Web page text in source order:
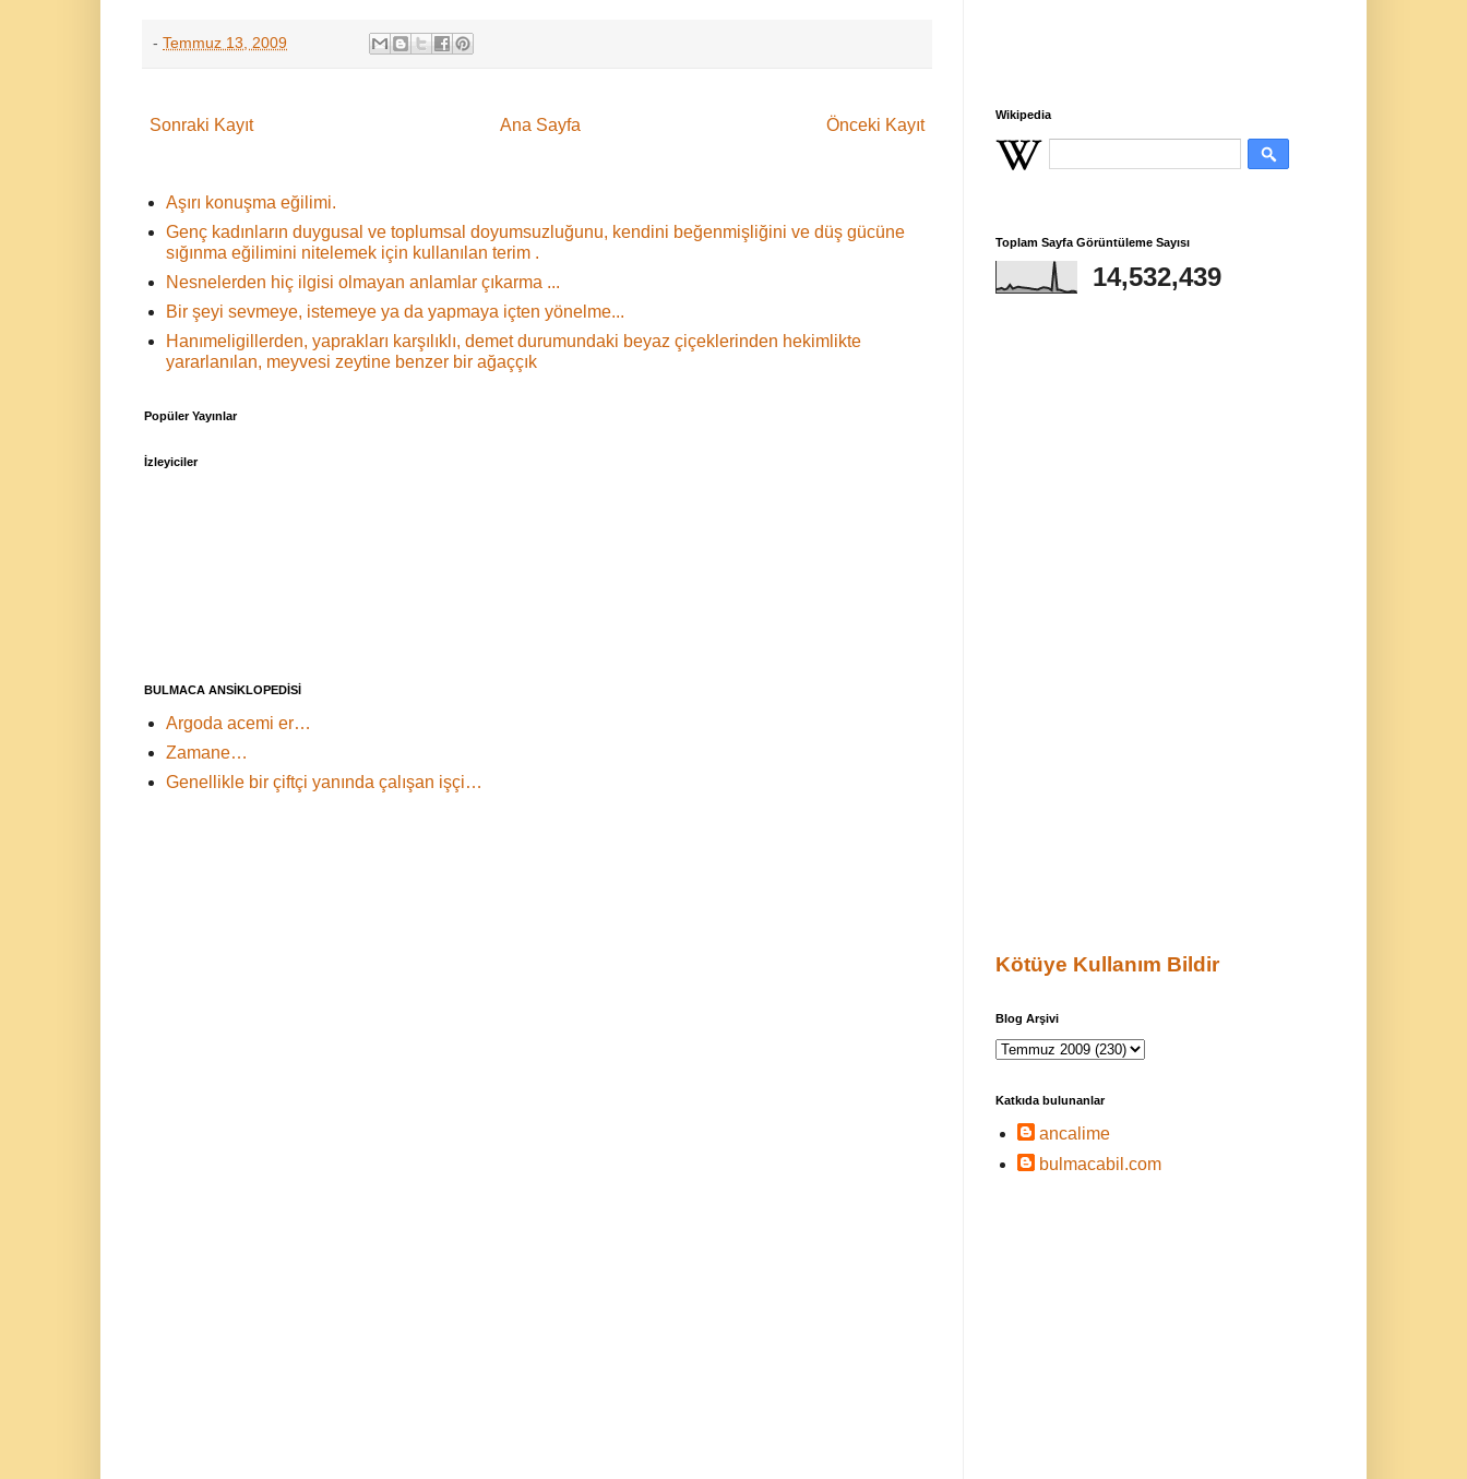
- Temmuz 13, 2009
Sonraki Kayıt Önceki Kayıt
Ana Sayfa
Aşırı konuşma eğilimi.
Genç kadınların duygusal ve toplumsal doyumsuzluğunu, kendini beğenmişliğini ve düş gücüne
sığınma eğilimini nitelemek için kullanılan terim .
Nesnelerden hiç ilgisi olmayan anlamlar çıkarma ...
Bir şeyi sevmeye, istemeye ya da yapmaya içten yönelme...
Hanımeligillerden, yaprakları karşılıklı, demet durumundaki beyaz çiçeklerinden hekimlikte
yararlanılan, meyvesi zeytine benzer bir ağaççık
Popüler Yayınlar
İzleyiciler
BULMACA ANSİKLOPEDİSİ
Argoda acemi er…
Zamane…
Genellikle bir çiftçi yanında çalışan işçi…
Wikipedia
Toplam Sayfa Görüntüleme Sayısı
14,532,439
Kötüye Kullanım Bildir
Blog Arşivi
Katkıda bulunanlar
ancalime
bulmacabil.com